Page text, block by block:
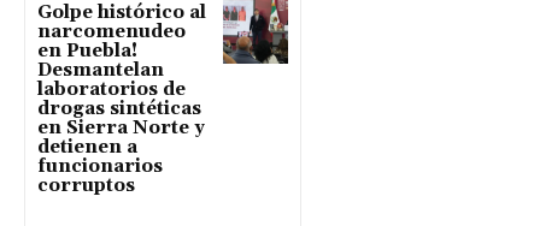
Golpe histórico al
narcomenudeo
en Puebla!
Desmantelan
laboratorios de
drogas sintéticas
en Sierra Norte y
detienen a
funcionarios
corruptos